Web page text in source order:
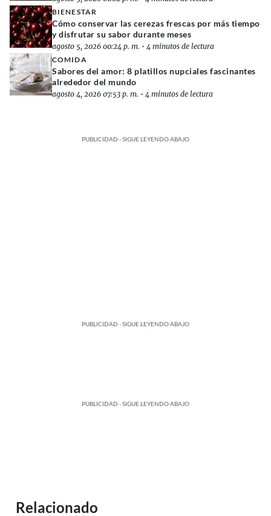
BIENESTAR
Cómo conservar las cerezas frescas por más tiempo
y disfrutar su sabor durante meses
agosto 5, 2026 00:24 p. m. • 4 minutos de lectura
COMIDA
Sabores del amor: 8 platillos nupciales fascinantes
alrededor del mundo
agosto 4, 2026 07:53 p. m. • 4 minutos de lectura
PUBLICIDAD - SIGUE LEYENDO ABAJO
PUBLICIDAD - SIGUE LEYENDO ABAJO
PUBLICIDAD - SIGUE LEYENDO ABAJO
Relacionado